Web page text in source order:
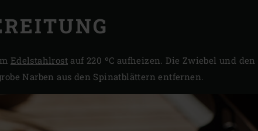
Edelstahlrost auf 220 ºC aufheizen. Die Zwiebel und den
Narben aus den Spinatblättern entfernen.